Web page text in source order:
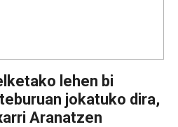
lehen bi
jokatuko dira,
Aranatzen